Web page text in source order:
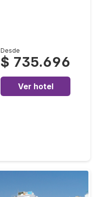
Desde
$ 735.696
Ver hotel